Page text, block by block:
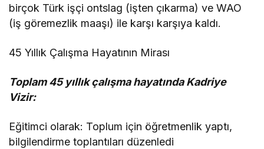
birçok Türk işçi ontslag (işten çıkarma) ve WAO
(iş göremezlik maaşı) ile karşı karşıya kaldı.
45 Yıllık Çalışma Hayatının Mirası
Toplam 45 yıllık çalışma hayatında Kadriye
Vizir:
Eğitimci olarak: Toplum için öğretmenlik yaptı,
bilgilendirme toplantıları düzenledi